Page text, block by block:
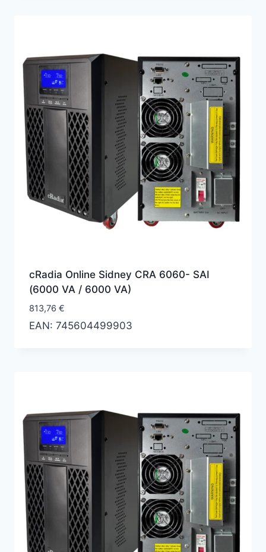
cRadia Online Sidney CRA 6060- SAI
(6000 VA / 6000 VA)
813,76 €
EAN: 745604499903